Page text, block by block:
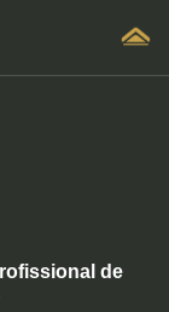
de